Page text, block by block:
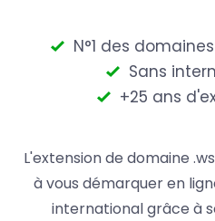
N°1 des
Sans
+25 ans
L'extension de domaine
à vous démarquer en
international grâce à